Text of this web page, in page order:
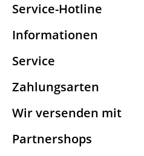
Service-Hotline
Informationen
Service
Zahlungsarten
Wir versenden mit
Partnershops